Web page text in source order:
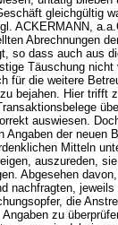
gleichgültig
ACKERMANN,
Abrechnungen
so dass auch aus
Täuschung nicht
für die weitere
bejahen. Hier trifft
auswiesen.
Angaben der
Mitteln
auszureden,
Abgesehen
nachfragten,
die
zu